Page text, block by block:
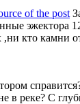
of the post
эжектора
кто камни
в реке? С